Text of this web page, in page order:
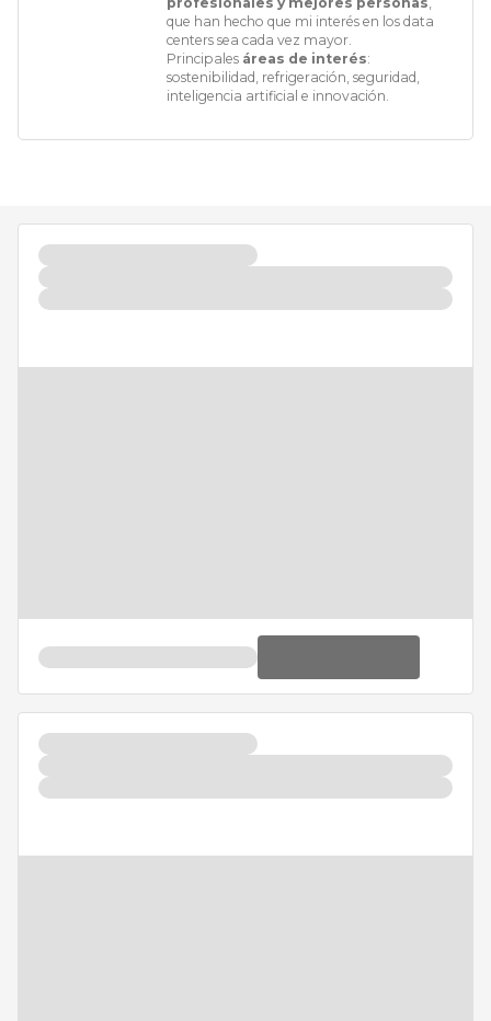
que han hecho que mi interés en los data
centers sea cada vez mayor.
Principales áreas de interés:
sostenibilidad, refrigeración, seguridad,
inteligencia artificial e innovación.